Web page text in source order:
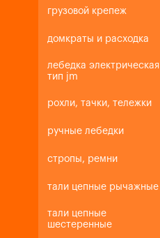
грузовой крепеж
домкраты и расходка
лебедка электрическая
тип jm
рохли, тачки, тележки
ручные лебедки
стропы, ремни
тали цепные рычажные
тали цепные
шестеренные